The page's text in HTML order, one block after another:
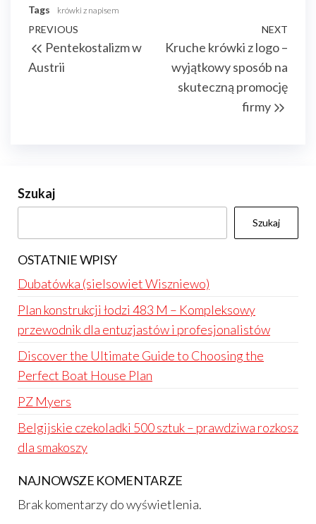
Tags
krówki z napisem
Nawigacja
wpisu
Previous
Post
PREVIOUS
Pentekostalizm w
Austrii
NEXT
Kruche krówki z logo –
wyjątkowy sposób na
skuteczną promocję
firmy
Szukaj
Szukaj
OSTATNIE WPISY
Dubatówka (sielsowiet Wiszniewo)
Plan konstrukcji łodzi 483 M – Kompleksowy
przewodnik dla entuzjastów i profesjonalistów
Discover the Ultimate Guide to Choosing the
Perfect Boat House Plan
PZ Myers
Belgijskie czekoladki 500 sztuk – prawdziwa rozkosz
dla smakoszy
NAJNOWSZE KOMENTARZE
Brak komentarzy do wyświetlenia.